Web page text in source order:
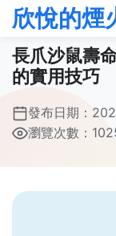
欣悅的煙
長爪沙鼠壽
的實用技巧
發布日期：
瀏覽次數：